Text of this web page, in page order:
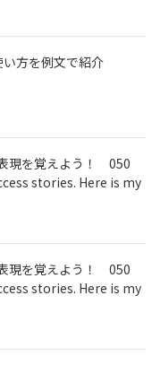
方を例文で紹介
現を覚えよう！ 050
stories. Here is my
現を覚えよう！ 050
stories. Here is my